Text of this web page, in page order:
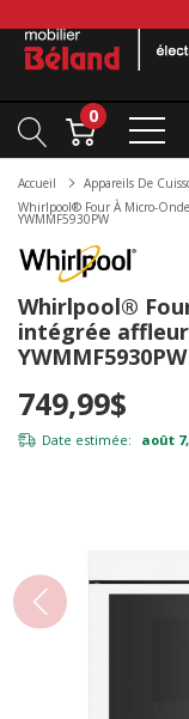
0
Accueil Appareils De
Whirlpool® Four À Micro-
YWMMF5930PW
Whirlpool®
intégrée
YWMMF5930PW
749,99$
Date estimée: août